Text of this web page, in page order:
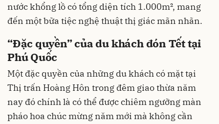
nước khổng lồ có tổng diện tích 1.000m², mang
đến một bữa tiệc nghệ thuật thị giác mãn nhãn.
“Đặc quyền” của du khách đón Tết tại
Phú Quốc
Một đặc quyền của những du khách có mặt tại
Thị trấn Hoàng Hôn trong đêm giao thừa năm
nay đó chính là có thể được chiêm ngưỡng màn
pháo hoa chúc mừng năm mới mà không cần